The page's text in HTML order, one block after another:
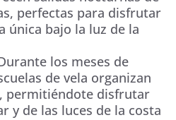
perfectas para disfrutar
única bajo la luz de la
los meses de
de vela organizan
permitiéndote disfrutar
y de las luces de la costa